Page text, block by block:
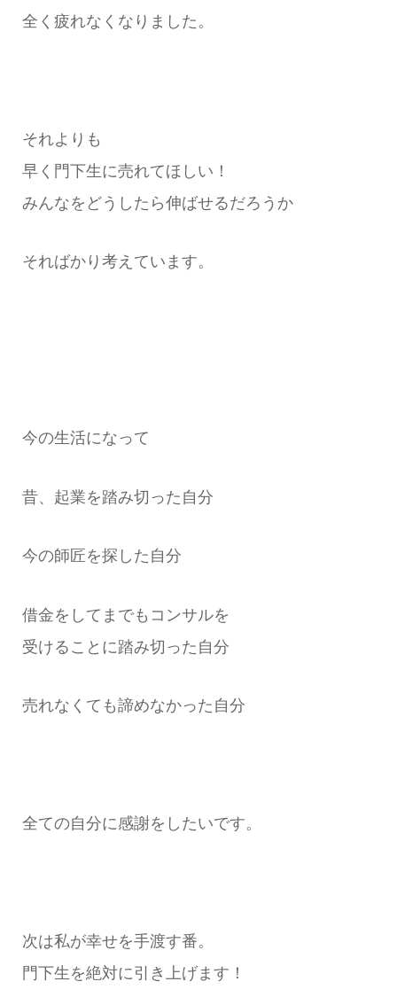
全く疲れなくなりました。
それよりも
早く門下生に売れてほしい！
みんなをどうしたら伸ばせるだろうか
そればかり考えています。
今の生活になって
昔、起業を踏み切った自分
今の師匠を探した自分
借金をしてまでもコンサルを
受けることに踏み切った自分
売れなくても諦めなかった自分
全ての自分に感謝をしたいです。
次は私が幸せを手渡す番。
門下生を絶対に引き上げます！